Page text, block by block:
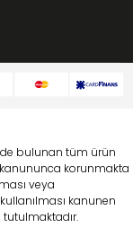
bulunan tüm ürün
kanununca korunmakta
veya
kanunen